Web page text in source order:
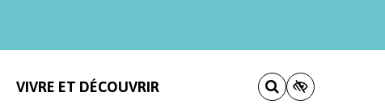
VIVRE ET DÉCOUVRIR